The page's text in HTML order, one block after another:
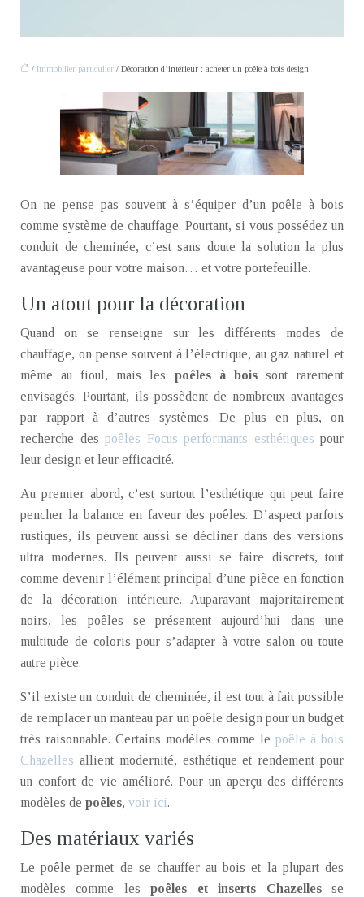
/ Immobilier particulier / Décoration d’intérieur : acheter un poêle à bois design
On ne pense pas souvent à s’équiper d’un poêle à bois
comme système de chauffage. Pourtant, si vous possédez un
conduit de cheminée, c’est sans doute la solution la plus
avantageuse pour votre maison… et votre portefeuille.
Un atout pour la décoration
Quand on se renseigne sur les différents modes de
chauffage, on pense souvent à l’électrique, au gaz naturel et
même au fioul, mais les poêles à boissont rarement
envisagés. Pourtant, ils possèdent de nombreux avantages
par rapport à d’autres systèmes. De plus en plus, on
recherche des poêles Focus performants esthétiques pour
leur design et leur efficacité.
Au premier abord, c’est surtout l’esthétique qui peut faire
pencher la balance en faveur des poêles. D’aspect parfois
rustiques, ils peuvent aussi se décliner dans des versions
ultra modernes. Ils peuvent aussi se faire discrets, tout
comme devenir l’élément principal d’une pièce en fonction
de la décoration intérieure. Auparavant majoritairement
noirs, les poêles se présentent aujourd’hui dans une
multitude de coloris pour s’adapter à votre salon ou toute
autre pièce.
S’il existe un conduit de cheminée, il est tout à fait possible
de remplacer un manteau par un poêle design pour un budget
très raisonnable. Certains modèles comme le poêle à bois
Chazelles allient modernité, esthétique et rendement pour
un confort de vie amélioré. Pour un aperçu des différents
modèles de poêles, voir ici.
Des matériaux variés
Le poêle permet de se chauffer au bois et la plupart des
modèles comme lespoêles et inserts Chazellesse